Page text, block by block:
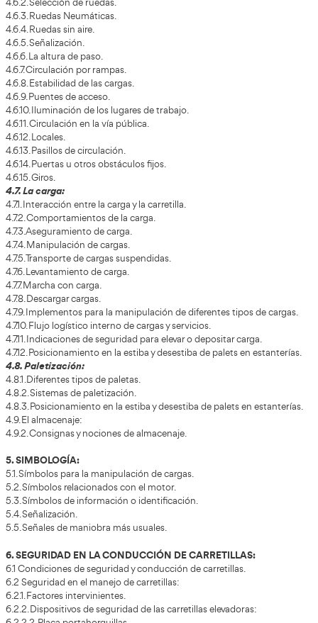
tener ni siquiera el carnet básico de conducir. Este es el
temas del curso:
1. EL OFICIO DEL OPERADOR DE CARRETILLAS:
1.1. Descripción de la profesión de carretillero
1.2. Las responsabilidades del carretillero.
2. LA CARRETILLA ELEVADORA:
2.1. Descripción de la carretilla elevadora.
2.2. Tipos de carretillas:
2.2.1. Clasificación por su modo de acción.
2.2.2. Clasificación por su modo de conducción.
2.2.3. Clasificación por la altura de elevación.
2.2.4. Clasificación por el modo de desplazamiento.
2.2.5. Clasificación por la fuente de energía.
2.2.6. Clasificación por la naturaleza de las ruedas.
2.3. Partes de una carretilla elevadora:
2.3.1. Pórtico de Seguridad.
2.3.2. Mástil elevador.
2.3.3. Gato.
2.3.4. Rueda Motriz.
2.3.5. Rueda Directriz.
2.3.6. Chasis.
2.3.7 Contrapeso.
3.1. El motor térmico.
3.2. El mantenimiento de la carretilla elevadora: baterías,
mástil, transmisiones, máquinas retráctiles, ruedas…
3.3. Repostaje y conservación.
3.4. Reparación de averías.
3.5. El mantenimiento y las consignas de seguridad.
3.6. Repostaje y conservación.
4. MANEJO DE CARRETILLAS ELEVADORAS: